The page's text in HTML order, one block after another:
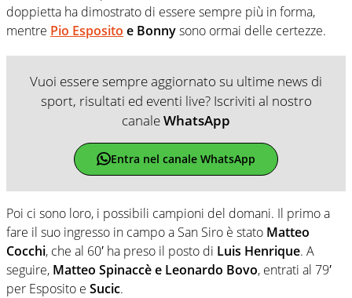
doppietta ha dimostrato di essere sempre più in forma,
mentre Pio Esposito e Bonnysono ormai delle certezze.
Vuoi essere sempre aggiornato su ultime news di
sport, risultati ed eventi live? Iscriviti al nostro
canaleWhatsApp
Entra nel canale WhatsApp
Poi ci sono loro, i possibili campioni del domani. Il primo a
fare il suo ingresso in campo a San Siro è stato Matteo
Cocchi, che al 60′ ha preso il posto di Luis Henrique. A
seguire, Matteo Spinaccè e Leonardo Bovo, entrati al 79′
per Esposito e Sucic.